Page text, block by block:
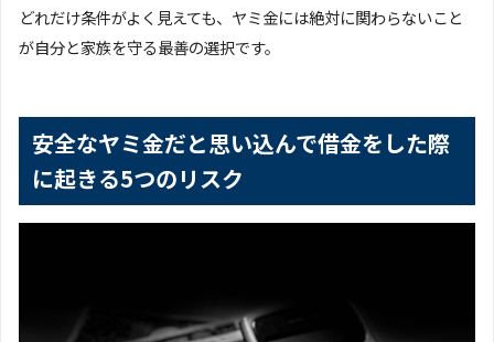
どれだけ条件がよく見えても、ヤミ金には絶対に関わらないこと
が自分と家族を守る最善の選択です。
安全なヤミ金だと思い込んで借金をした際
に起きる5つのリスク